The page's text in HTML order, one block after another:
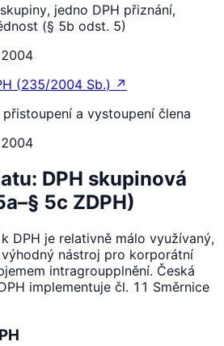
jedno DPH přiznání,
(§ 5b odst. 5)
(235/2004 Sb.) ↗
přistoupení a vystoupení člena
DPH skupinová
5c ZDPH)
DPH je relativně málo využívaný,
nástroj pro korporátní
intragroupplnění. Česká
implementuje čl. 11 Směrnice